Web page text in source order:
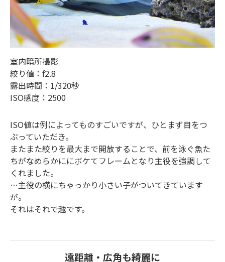
室内暗所撮影
絞り値：f2.8
露出時間：1/320秒
ISO感度：2500
ISO値は例によってものすごいですが、ひとまず目をつ
ぶっていただき。
またまた絞りを最大まで開放することで、前を泳ぐ魚た
ちがなめらかににボケてフレームとなり主役を強調して
くれました。
…主役の横にちゃっかり小さい子がついてきています
が。
それはそれで趣です。
遠距離・広角も綺麗に